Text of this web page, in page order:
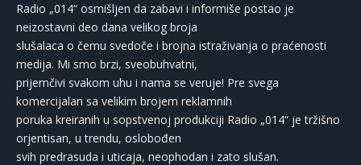
Radio „014“ osmišljen da zabavi i informiše postao je
neizostavni deo dana velikog broja
slušalaca o čemu svedoče i brojna istraživanja o praćenosti
medija. Mi smo brzi, sveobuhvatni,
prijemčivi svakom uhu i nama se veruje! Pre svega
komercijalan sa velikim brojem reklamnih
poruka kreiranih u sopstvenoj produkciji Radio „014“ je tržišno
orjentisan, u trendu, oslobođen
svih predrasuda i uticaja, neophodan i zato slušan.